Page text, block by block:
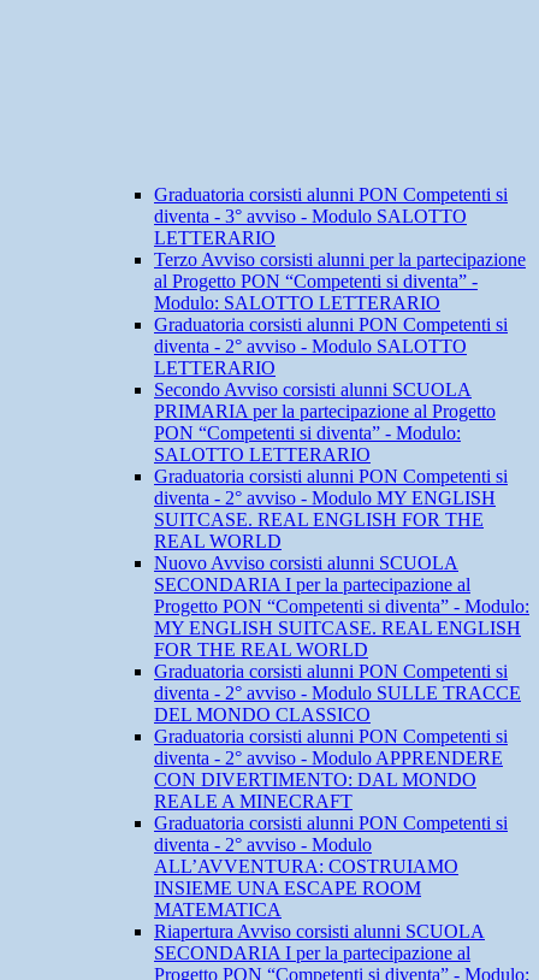
Graduatoria corsisti alunni PON Competenti si
diventa - 3° avviso - Modulo SALOTTO
LETTERARIO
Terzo Avviso corsisti alunni per la partecipazione
al Progetto PON “Competenti si diventa” -
Modulo: SALOTTO LETTERARIO
Graduatoria corsisti alunni PON Competenti si
diventa - 2° avviso - Modulo SALOTTO
LETTERARIO
Secondo Avviso corsisti alunni SCUOLA
PRIMARIA per la partecipazione al Progetto
PON “Competenti si diventa” - Modulo:
SALOTTO LETTERARIO
Graduatoria corsisti alunni PON Competenti si
diventa - 2° avviso - Modulo MY ENGLISH
SUITCASE. REAL ENGLISH FOR THE
REAL WORLD
Nuovo Avviso corsisti alunni SCUOLA
SECONDARIA I per la partecipazione al
Progetto PON “Competenti si diventa” - Modulo:
MY ENGLISH SUITCASE. REAL ENGLISH
FOR THE REAL WORLD
Graduatoria corsisti alunni PON Competenti si
diventa - 2° avviso - Modulo SULLE TRACCE
DEL MONDO CLASSICO
Graduatoria corsisti alunni PON Competenti si
diventa - 2° avviso - Modulo APPRENDERE
CON DIVERTIMENTO: DAL MONDO
REALE A MINECRAFT
Graduatoria corsisti alunni PON Competenti si
diventa - 2° avviso - Modulo
ALL’AVVENTURA: COSTRUIAMO
INSIEME UNA ESCAPE ROOM
MATEMATICA
Riapertura Avviso corsisti alunni SCUOLA
SECONDARIA I per la partecipazione al
Progetto PON “Competenti si diventa” - Modulo: